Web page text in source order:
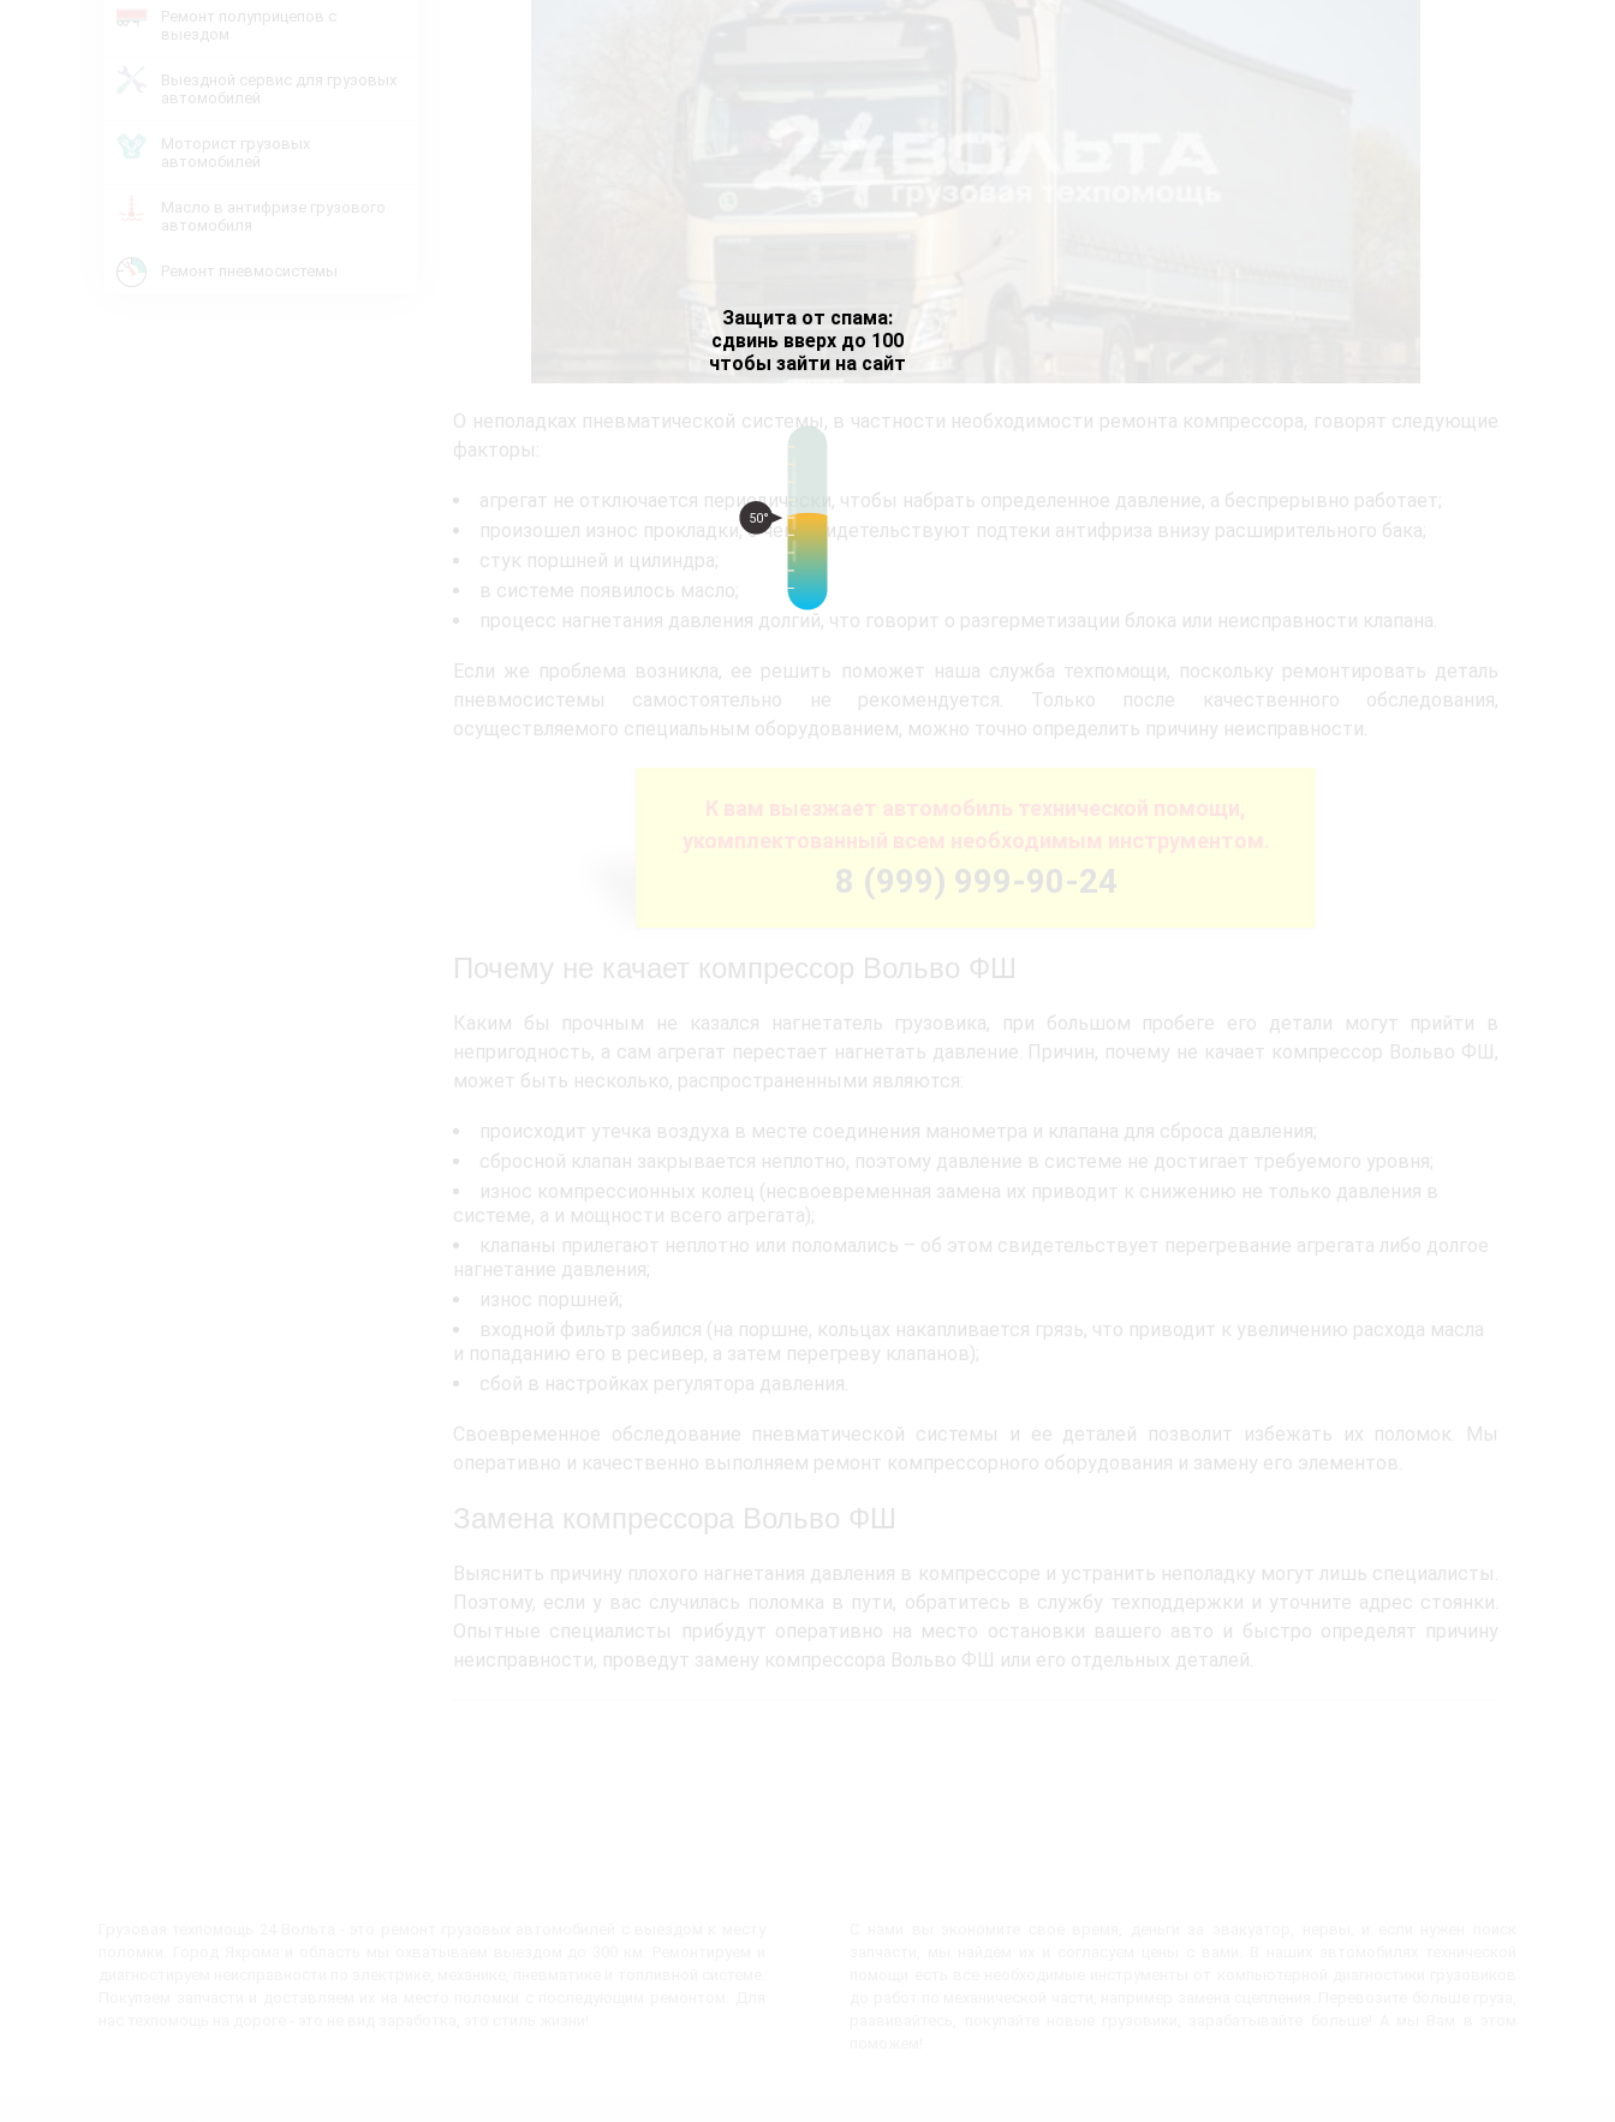
Защита от спама:
сдвинь вверх до 100
чтобы зайти на сайт
50°
Ремонт полуприцепов с
выездом
Выездной сервис для грузовых
автомобилей
Моторист грузовых
автомобилей
Масло в антифризе грузового
автомобиля
Ремонт пневмосистемы
О неполадках пневматической системы, в частности необходимости ремонта компрессора, говорят следующие
факторы:
агрегат не отключается периодически, чтобы набрать определенное давление, а беспрерывно работает;
произошел износ прокладки, о чем свидетельствуют подтеки антифриза внизу расширительного бака;
стук поршней и цилиндра;
в системе появилось масло;
процесс нагнетания давления долгий, что говорит о разгерметизации блока или неисправности клапана.
Если же проблема возникла, ее решить поможет наша служба техпомощи, поскольку ремонтировать деталь
пневмосистемы самостоятельно не рекомендуется. Только после качественного обследования,
осуществляемого специальным оборудованием, можно точно определить причину неисправности.
К вам выезжает автомобиль технической помощи,
укомплектованный всем необходимым инструментом.
8 (999) 999-90-24
Почему не качает компрессор Вольво ФШ
Каким бы прочным не казался нагнетатель грузовика, при большом пробеге его детали могут прийти в
непригодность, а сам агрегат перестает нагнетать давление. Причин, почему не качает компрессор Вольво ФШ,
может быть несколько, распространенными являются:
происходит утечка воздуха в месте соединения манометра и клапана для сброса давления;
сбросной клапан закрывается неплотно, поэтому давление в системе не достигает требуемого уровня;
износ компрессионных колец (несвоевременная замена их приводит к снижению не только давления в
системе, а и мощности всего агрегата);
клапаны прилегают неплотно или поломались – об этом свидетельствует перегревание агрегата либо долгое
нагнетание давления;
износ поршней;
входной фильтр забился (на поршне, кольцах накапливается грязь, что приводит к увеличению расхода масла
и попаданию его в ресивер, а затем перегреву клапанов);
сбой в настройках регулятора давления.
Своевременное обследование пневматической системы и ее деталей позволит избежать их поломок. Мы
оперативно и качественно выполняем ремонт компрессорного оборудования и замену его элементов.
Замена компрессора Вольво ФШ
Выяснить причину плохого нагнетания давления в компрессоре и устранить неполадку могут лишь специалисты.
Поэтому, если у вас случилась поломка в пути, обратитесь в службу техподдержки и уточните адрес стоянки.
Опытные специалисты прибудут оперативно на место остановки вашего авто и быстро определят причину
неисправности, проведут замену компрессора Вольво ФШ или его отдельных деталей.